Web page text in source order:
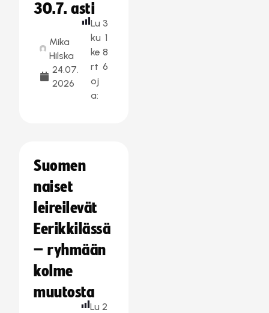
30.7. asti
Mika
Hilska
24.07.
2026
Lu
ku
ke
rt
oj
a:
3
1
8
6
Suomen
naiset
leireilevät
Eerikkilässä
– ryhmään
kolme
muutosta
Lu 2